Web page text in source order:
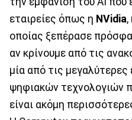
εταιρείες όπως η NVidia,
οποίας ξεπέρασε
αν κρίνουμε από τις
μία από τις
ψηφιακών τεχνολογιών
είναι ακόμη